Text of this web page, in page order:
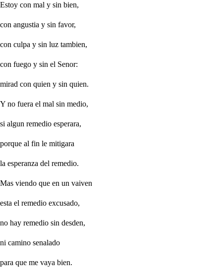
Estoy con mal y sin bien,
con angustia y sin favor,
con culpa y sin luz tambien,
con fuego y sin el Senor:
mirad con quien y sin quien.
Y no fuera el mal sin medio,
si algun remedio esperara,
porque al fin le mitigara
la esperanza del remedio.
Mas viendo que en un vaiven
esta el remedio excusado,
no hay remedio sin desden,
ni camino senalado
para que me vaya bien.